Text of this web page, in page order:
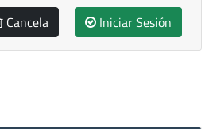
Cancela Iniciar Sesión